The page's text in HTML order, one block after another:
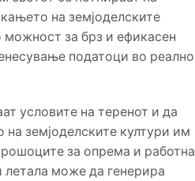
на земјоделските
можност за брз и ефикасен
податоци во реално
условите на теренот и да
земјоделските култури им
за опрема и работна
може да генерира